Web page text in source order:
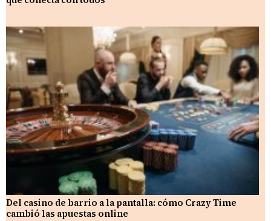
Del casino de barrio a la pantalla: cómo Crazy Time
cambió las apuestas online